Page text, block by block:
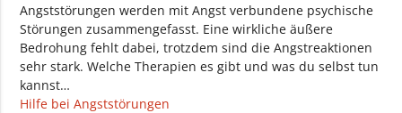
Angststörungen werden mit Angst verbundene psychische
Störungen zusammengefasst. Eine wirkliche äußere
Bedrohung fehlt dabei, trotzdem sind die Angstreaktionen
sehr stark. Welche Therapien es gibt und was du selbst tun
kannst…
Hilfe bei Angststörungen